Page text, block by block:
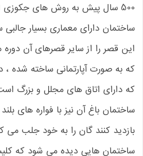
500 سال پیش به روش های جکوزی
دارای معماری بسیار جالبی
قصر را از سایر قصرهای آن دوره
دارای اتاق های مجلل و بزرگ است.
باغ آن نیز با فواره های
کنند گان را به خود جلب می
هایی دیده می شود که